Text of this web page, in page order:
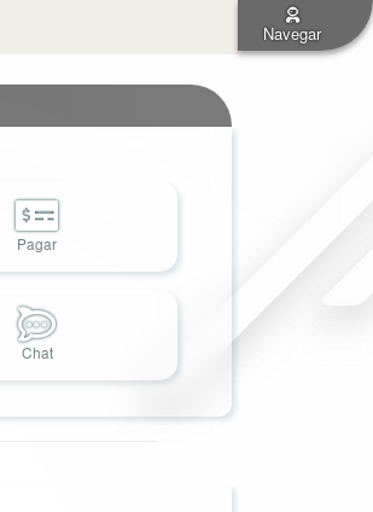
Navegar
Pagar
Chat